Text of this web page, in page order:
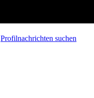
Profilnachrichten suchen